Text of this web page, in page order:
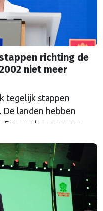
richting de
niet meer
tegelijk stappen
De landen hebben
kan zomaar